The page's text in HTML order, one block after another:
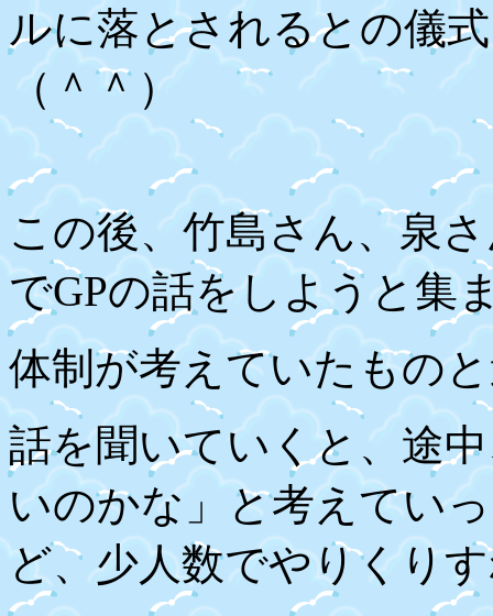
ルに落とされるとの儀
（＾＾）
この後、竹島さん、泉
でGPの話をしようと集
体制が考えていたもの
話を聞いていくと、途
いのかな」と考えてい
ど、少人数でやりくり